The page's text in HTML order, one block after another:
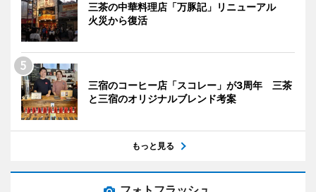
三茶の中華料理店「万豚記」リニューアル
火災から復活
三宿のコーヒー店「スコレー」が3周年 三茶
と三宿のオリジナルブレンド考案
もっと見る